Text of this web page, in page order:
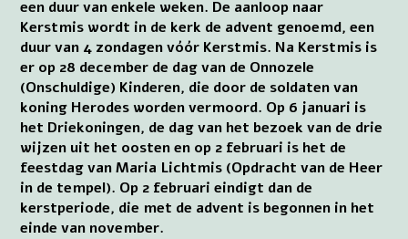
een duur van enkele weken. De aanloop naar
Kerstmis wordt in de kerk de advent genoemd, een
duur van 4 zondagen vóór Kerstmis. Na Kerstmis is
er op 28 december de dag van de Onnozele
(Onschuldige) Kinderen, die door de soldaten van
koning Herodes worden vermoord. Op 6 januari is
het Driekoningen, de dag van het bezoek van de drie
wijzen uit het oosten en op 2 februari is het de
feestdag van Maria Lichtmis (Opdracht van de Heer
in de tempel). Op 2 februari eindigt dan de
kerstperiode, die met de advent is begonnen in het
einde van november.